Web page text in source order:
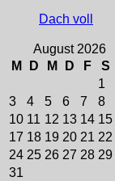
Dach voll
August 2026
M
D M D F S
1
3
4 5 6 7 8
10 11 12 13 14 15
17 18 19 20 21 22
24 25 26 27 28 29
31